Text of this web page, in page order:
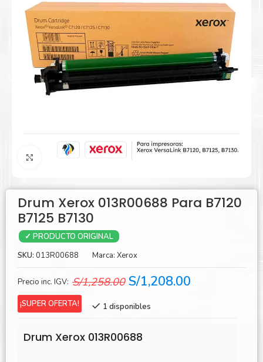
Agrandar
Drum Xerox 013R00688 Para B7120
B7125 B7130
✓ PRODUCTO ORIGINAL
SKU: 013R00688 Marca: Xerox
Precio inc. IGV: S/1,258.00 El
original
S/1,258.00.
S/1,208.00
¡SUPER OFERTA! 1 disponibles
Drum Xerox 013R00688